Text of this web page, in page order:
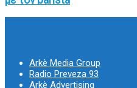
Arkè Media Group
Radio Preveza 93
Arkè Advertising